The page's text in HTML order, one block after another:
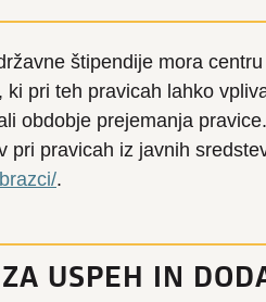
štipendije mora
pri teh pravicah lahko
obdobje prejemanja
pri pravicah iz javnih
.
USPEH IN